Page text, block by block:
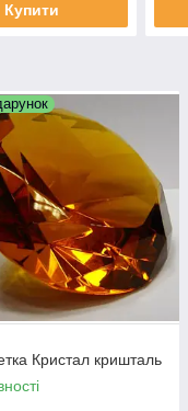
Купити
Кристал кришталь